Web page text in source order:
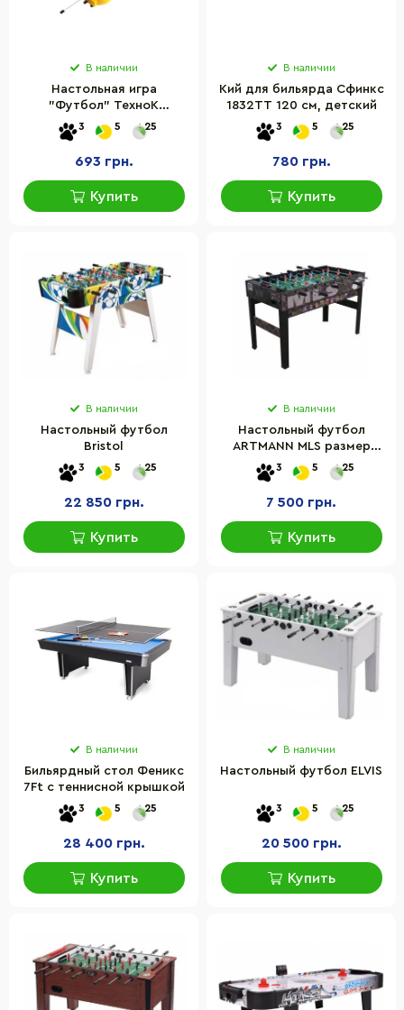
В наличии
Настольная игра
"Футбол" ТехноК
0021TXK
3 5 25
693 грн.
Купить
В наличии
Кий для бильярда Сфинкс
1832TT 120 см, детский
3 5 25
780 грн.
Купить
В наличии
Настольный футбол
Bristol
3 5 25
22 850 грн.
Купить
В наличии
Настольный футбол
ARTMANN MLS размер
стола 121х61х79 см,
материал МДФ
3 5 25
7 500 грн.
Купить
В наличии
Бильярдный стол Феникс
7Ft с теннисной крышкой
3 5 25
28 400 грн.
Купить
В наличии
Настольный футбол ELVIS
3 5 25
20 500 грн.
Купить